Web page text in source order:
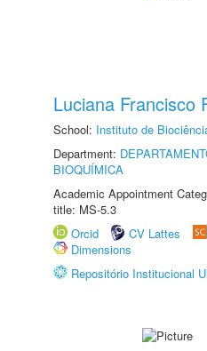
Luciana Francisco
School: Instituto de
Department:
BIOQUÍMICA
Academic Appointment
title: MS-5.3
Orcid
CV Lattes
Dimensions
Repositório Institucional